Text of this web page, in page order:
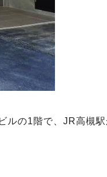
ルの1階で、JR高槻